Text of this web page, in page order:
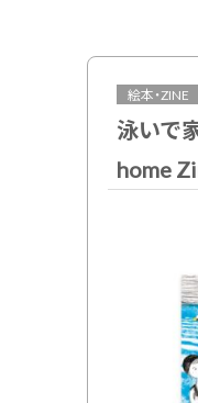
絵本・ZINE
泳いで
home